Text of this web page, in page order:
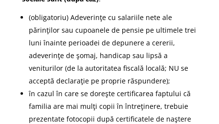
(obligatoriu) Adeverinţe cu salariile nete ale
părinţilor sau cupoanele de pensie pe ultimele trei
luni înainte perioadei de depunere a cererii,
adeverinţe de şomaj, handicap sau lipsă a
veniturilor (de la autoritatea fiscală locală; NU se
acceptă declaraţie pe proprie răspundere);
în cazul în care se doreşte certificarea faptului că
familia are mai mulţi copii în întreţinere, trebuie
prezentate fotocopii după certificatele de naştere